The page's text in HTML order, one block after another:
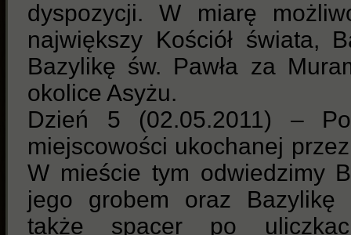
dyspozycji. W miarę
największy Kościół świata,
Bazylikę św. Pawła za
okolice Asyżu.
Dzień 5 (02.05.2011) –
miejscowości ukochanej
W mieście tym odwiedzimy
jego grobem oraz Bazylikę
także spacer po